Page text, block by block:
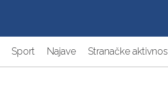
Sport Najave Stranačke